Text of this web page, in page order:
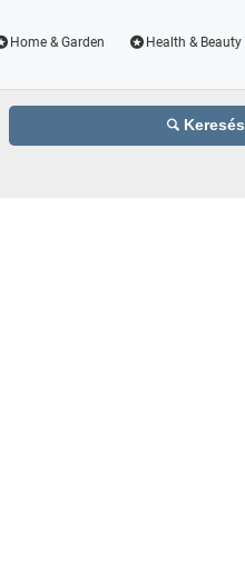
Home & Garden Health & Beauty
Keresés